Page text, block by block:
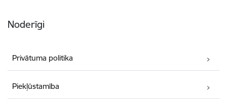
Noderīgi
Privātuma politika
Piekļūstamība